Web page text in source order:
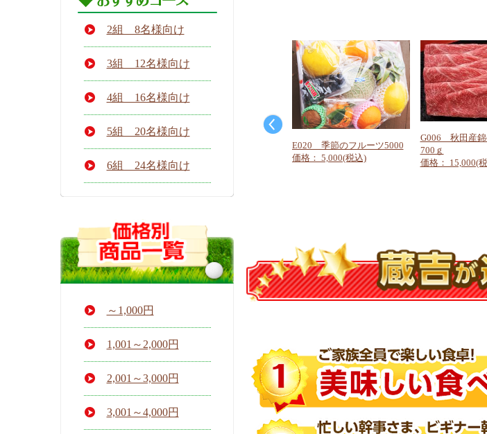
2組 8名様向け
3組 12名様向け
4組 16名様向け
5組 20名様向け
6組 24名様向け
～1,000円
1,001～2,000円
2,001～3,000円
3,001～4,000円
E020 季節のフルーツ5000
価格： 5,000(税込)
G006 秋田産錦
700ｇ
価格： 15,000(